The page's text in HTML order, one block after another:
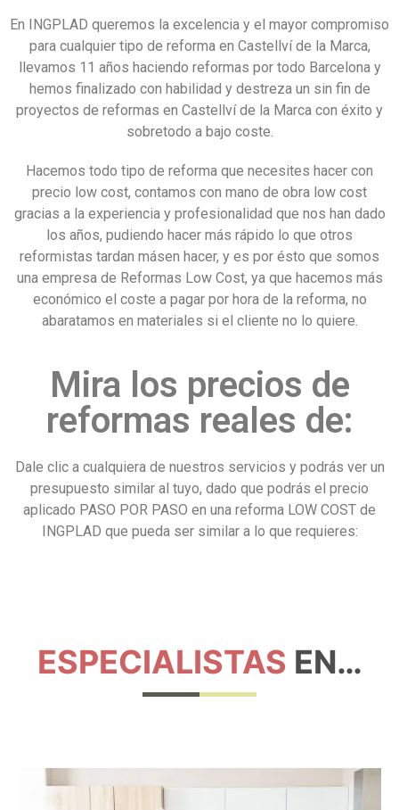
En INGPLAD queremos la excelencia y el mayor compromiso
para cualquier tipo de reforma en Castellví de la Marca,
llevamos 11 años haciendo reformas por todo Barcelona y
hemos finalizado con habilidad y destreza un sin fin de
proyectos de reformas en Castellví de la Marca con éxito y
sobretodo a bajo coste.
Hacemos todo tipo de reforma que necesites hacer con
precio low cost, contamos con mano de obra low cost
gracias a la experiencia y profesionalidad que nos han dado
los años, pudiendo hacer más rápido lo que otros
reformistas tardan másen hacer, y es por ésto que somos
una empresa de Reformas Low Cost, ya que hacemos más
económico el coste a pagar por hora de la reforma, no
abaratamos en materiales si el cliente no lo quiere.
Mira los precios de
reformas reales de:
Dale clic a cualquiera de nuestros servicios y podrás ver un
presupuesto similar al tuyo, dado que podrás el precio
aplicado PASO POR PASO en una reforma LOW COST de
INGPLAD que pueda ser similar a lo que requieres:
ESPECIALISTAS EN…